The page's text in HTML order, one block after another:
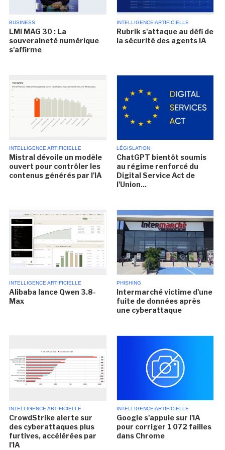
BUSINESS
LMI MAG 30 : La
souveraineté numérique
s'affirme
INTELLIGENCE ARTIFICIELLE
Rubrik s'attaque au défi de
la sécurité des agents IA
INTELLIGENCE ARTIFICIELLE
Mistral dévoile un modèle
ouvert pour contrôler les
contenus générés par l'IA
LÉGISLATION
ChatGPT bientôt soumis
au régime renforcé du
Digital Service Act de
l'Union...
INTELLIGENCE ARTIFICIELLE
Alibaba lance Qwen 3.8-
Max
PHISHING
Intermarché victime d'une
fuite de données après
une cyberattaque
INTELLIGENCE ARTIFICIELLE
CrowdStrike alerte sur
des cyberattaques plus
furtives, accélérées par
l'IA
INTELLIGENCE ARTIFICIELLE
Google s'appuie sur l'IA
pour corriger 1 072 failles
dans Chrome